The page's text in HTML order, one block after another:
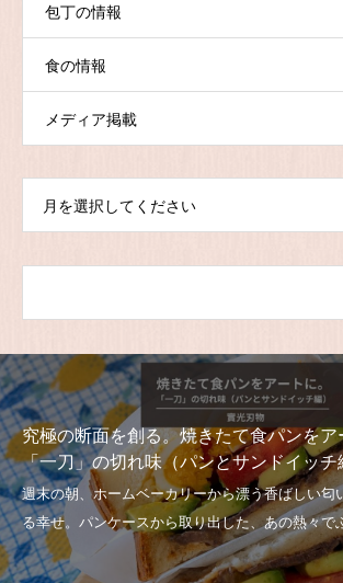
包丁の情報
食の情報
メディア掲載
月を選択してください
究極の断面を創る。焼きたて食パンをア
「一刀」の切れ味（パンとサンドイッチ